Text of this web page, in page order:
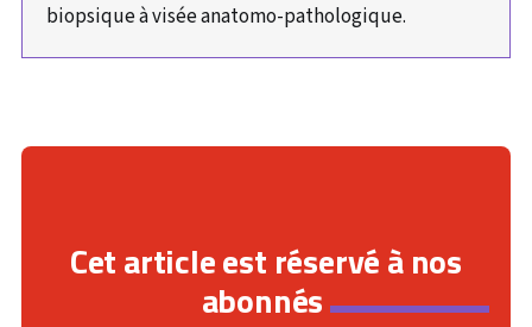
biopsique à visée anatomo-pathologique.
Cet article est réservé à nos
abonnés